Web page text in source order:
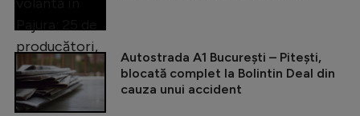
Autostrada A1 București – Pitești,
blocată complet la Bolintin Deal din
cauza unui accident